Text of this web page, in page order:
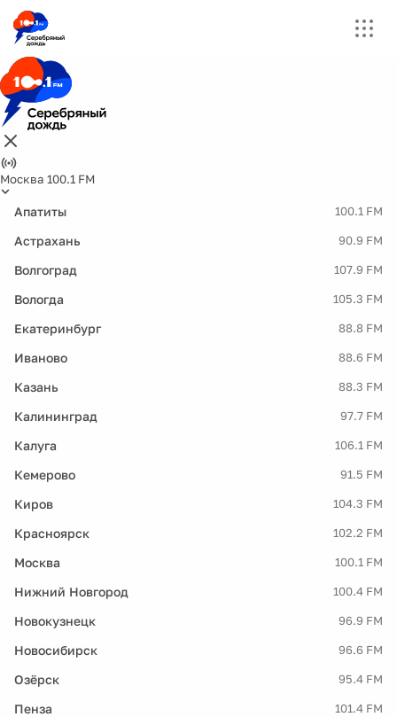
Москва 100.1 FM
Апатиты 100.1 FM
Астрахань 90.9 FM
Волгоград 107.9 FM
Вологда 105.3 FM
Екатеринбург 88.8 FM
Иваново 88.6 FM
Казань 88.3 FM
Калининград 97.7 FM
Калуга 106.1 FM
Кемерово 91.5 FM
Киров 104.3 FM
Красноярск 102.2 FM
Москва 100.1 FM
Нижний Новгород 100.4 FM
Новокузнецк 96.9 FM
Новосибирск 96.6 FM
Озёрск 95.4 FM
Пенза 101.4 FM